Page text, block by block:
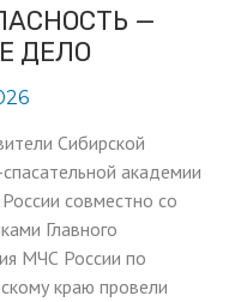
—
ДЕЛО
Сибирской
академии
совместно со
Главного
МЧС России по
краю провели